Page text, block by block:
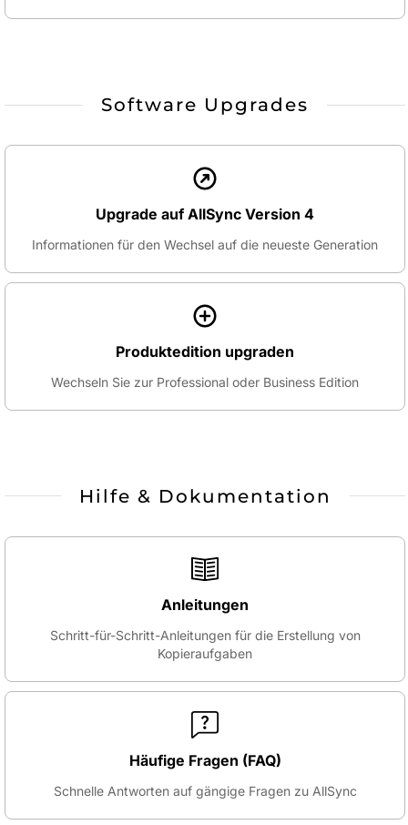
Software Upgrades
Upgrade auf AllSync Version 4
Informationen für den Wechsel auf die neueste Generation
Produktedition upgraden
Wechseln Sie zur Professional oder Business Edition
Hilfe & Dokumentation
Anleitungen
Schritt-für-Schritt-Anleitungen für die Erstellung von
Kopieraufgaben
Häufige Fragen (FAQ)
Schnelle Antworten auf gängige Fragen zu AllSync